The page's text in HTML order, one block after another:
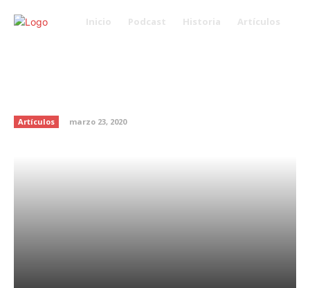
Inicio Podcast Historia Artículos
Artículos marzo 23, 2020